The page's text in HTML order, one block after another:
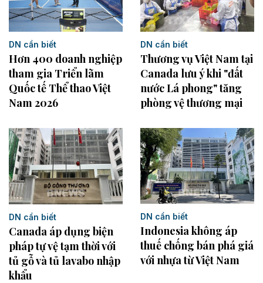
DN cần biết
Hơn 400 doanh nghiệp
tham gia Triển lãm
Quốc tế Thể thao Việt
Nam 2026
DN cần biết
Thương vụ Việt Nam tại
Canada lưu ý khi "đất
nước Lá phong" tăng
phòng vệ thương mại
DN cần biết
Canada áp dụng biện
pháp tự vệ tạm thời với
tủ gỗ và tủ lavabo nhập
khẩu
DN cần biết
Indonesia không áp
thuế chống bán phá giá
với nhựa từ Việt Nam